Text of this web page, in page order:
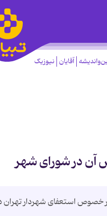
آقایان نیوزیک
آن در شورای شهر
استعفای شهردار تهران در